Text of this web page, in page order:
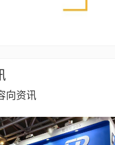
向资讯